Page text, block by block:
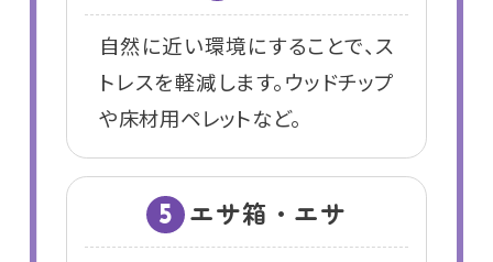
自然に近い環境にすることで、ス
トレスを軽減します。ウッドチップ
や床材用ペレットなど。
5 エサ箱・エサ